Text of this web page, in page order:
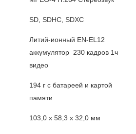
SD, SDHC, SDXC
Литий-ионный EN-EL12
аккумулятор 230 кадров 1ч
видео
194 г с батареей и картой
памяти
103,0 x 58,3 x 32,0 мм